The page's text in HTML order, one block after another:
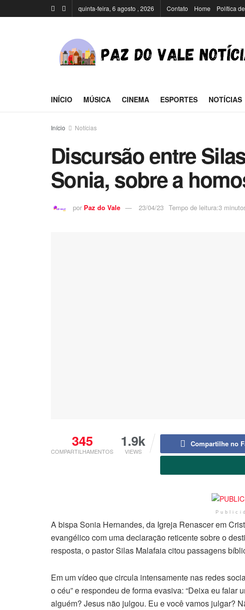
quinta-feira, 6 agosto , 2026 Contato Home Política
INÍCIO MÚSICA CINEMA ESPORTES NOTÍCIAS
Início Notícias
Discursão entre
Sonia, sobre a
por Paz do Vale 23/04/23 Tempo de leitura:3
345
COMPARTILHAMENTOS
1.9k
VIEWS
Compartilhe no
A bispa Sonia Hernandes, da Igreja Renascer em
evangélico com uma declaração reticente sobre o
resposta, o pastor Silas Malafaia citou passagens
Em um vídeo que circula intensamente nas redes
o céu” e respondeu de forma evasiva: “Deixa eu
alguém? Jesus não julgou. Eu e você vamos julgar?